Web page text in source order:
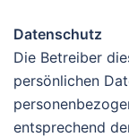
Datenschutz
Die Betreiber
persönlichen
entsprechend